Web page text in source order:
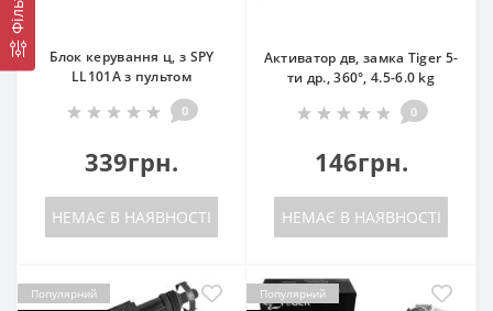
Блок керування ц, з SPY
LL101A з пультом
0
339грн.
НЕМАЄ В НАЯВНОСТІ
Активатор дв, замка Tiger 5-
ти др., 360°, 4.5-6.0 kg
0
146грн.
НЕМАЄ В НАЯВНОСТІ
Популярний
Популярний